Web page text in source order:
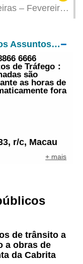
– Fevereiro
Direcção dos Serviços para os Assuntos de Tráfego
6666
de Tráfego：
são
as horas de
fora
r/c, Macau
+ mais
de trânsito a
a obras de
da Cabrita